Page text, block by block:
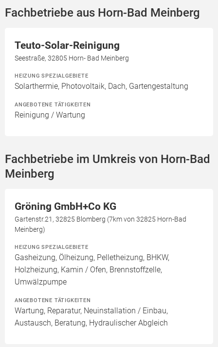
Fachbetriebe aus Horn-Bad Meinberg
Teuto-Solar-Reinigung
Seestraße, 32805 Horn- Bad Meinberg
HEIZUNG SPEZIALGEBIETE
Solarthermie, Photovoltaik, Dach, Gartengestaltung
ANGEBOTENE TÄTIGKEITEN
Reinigung / Wartung
Fachbetriebe im Umkreis von Horn-Bad
Meinberg
Gröning GmbH+Co KG
Gartenstr.21, 32825 Blomberg (7km von 32825 Horn-Bad
Meinberg)
HEIZUNG SPEZIALGEBIETE
Gasheizung, Ölheizung, Pelletheizung, BHKW,
Holzheizung, Kamin / Ofen, Brennstoffzelle,
Umwälzpumpe
ANGEBOTENE TÄTIGKEITEN
Wartung, Reparatur, Neuinstallation / Einbau,
Austausch, Beratung, Hydraulischer Abgleich